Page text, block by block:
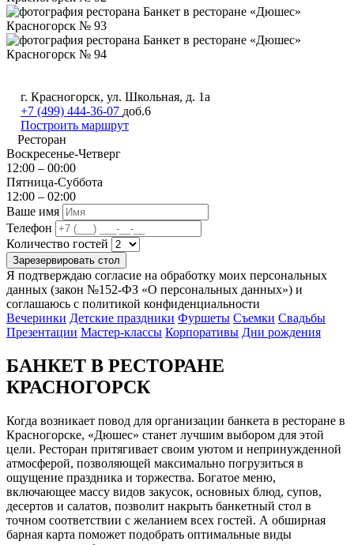
г. Красногорск, ул. Школьная, д. 1а
+7 (499) 444-36-07 доб.6
Построить маршрут
Ресторан
Воскресенье-Четверг
12:00 – 00:00
Пятница-Суббота
12:00 – 02:00
Ваше имя
Телефон
Количество гостей
Зарезервировать стол
Я подтверждаю согласие на обработку моих персональных
данных (закон №152-ФЗ «О персональных данных») и
соглашаюсь с политикой конфиденциальности
Вечеринки Детские праздники Фуршеты Съемки Свадьбы
Презентации Мастер-классы Корпоративы Дни рождения
БАНКЕТ В РЕСТОРАНЕ
КРАСНОГОРСК
Когда возникает повод для организации банкета в ресторане в
Красногорске, «Дюшес» станет лучшим выбором для этой
цели. Ресторан притягивает своим уютом и непринужденной
атмосферой, позволяющей максимально погрузиться в
ощущение праздника и торжества. Богатое меню,
включающее массу видов закусок, основных блюд, супов,
десертов и салатов, позволит накрыть банкетный стол в
точном соответствии с желанием всех гостей. А обширная
барная карта поможет подобрать оптимальные виды